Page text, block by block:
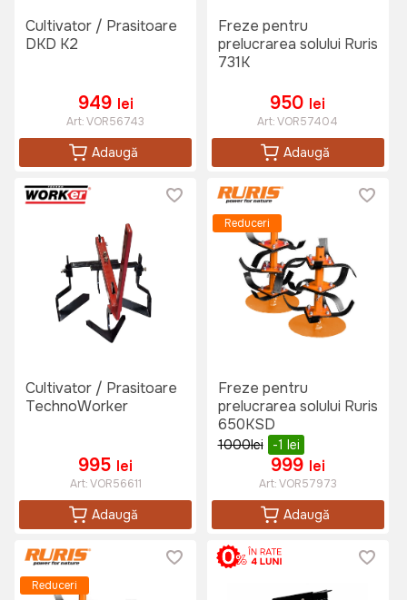
Cultivator / Prasitoare
DKD K2
949 lei
Art:VOR56743
Adaugă
Freze pentru
prelucrarea solului Ruris
731K
950 lei
Art:VOR57404
Adaugă
Cultivator / Prasitoare
TechnoWorker
995 lei
Art:VOR56611
Adaugă
Reduceri
Freze pentru
prelucrarea solului Ruris
650KSD
1000lei -1 lei
999 lei
Art:VOR57973
Adaugă
Reduceri